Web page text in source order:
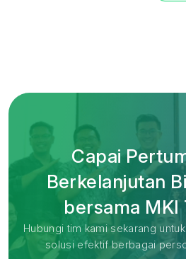
Capai
Berkelanjutan
bersama MKI
Hubungi tim kami sekarang
solusi efektif berbagai